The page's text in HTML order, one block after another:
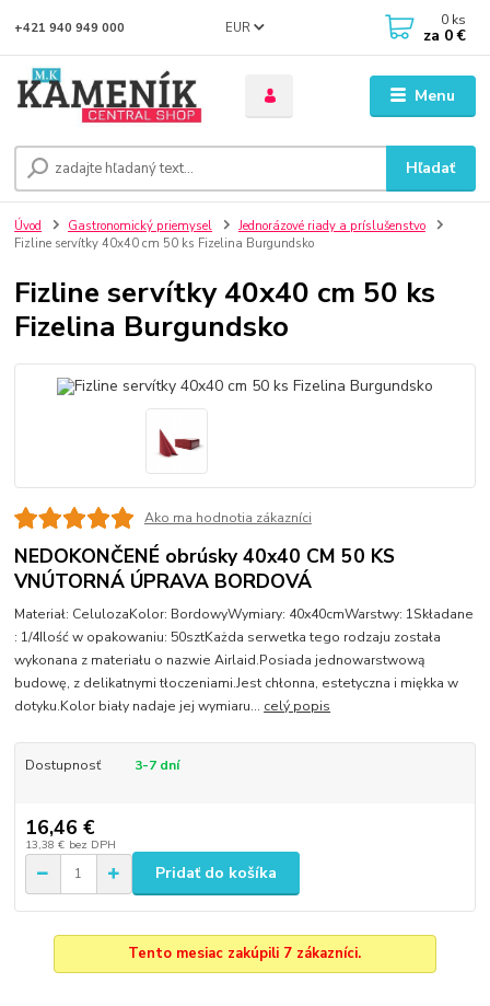
Menu
EUR
Hľadať
+421 940 949 000 0 ks
za 0 €
Úvod Gastronomický priemysel
Jednorázové riady a príslušenstvo
Fizline servítky 40x40 cm 50 ks Fizelina Burgundsko
Fizline servítky 40x40 cm 50 ks
Fizelina Burgundsko
Ako ma hodnotia zákazníci
NEDOKONČENÉ obrúsky 40x40 CM 50 KS
VNÚTORNÁ ÚPRAVA BORDOVÁ
Materiał: CelulozaKolor: BordowyWymiary: 40x40cmWarstwy: 1Składane
: 1/4Ilość w opakowaniu: 50sztKażda serwetka tego rodzaju została
wykonana z materiału o nazwie Airlaid.Posiada jednowarstwową
budowę, z delikatnymi tłoczeniami.Jest chłonna, estetyczna i miękka w
dotyku.Kolor biały nadaje jej wymiaru... celý popis
Dostupnosť 3-7 dní
16,46 €
13,38 € bez DPH
Pridať do košíka
Tento mesiac zakúpili 7 zákazníci.